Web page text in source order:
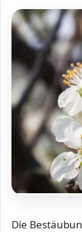
Die